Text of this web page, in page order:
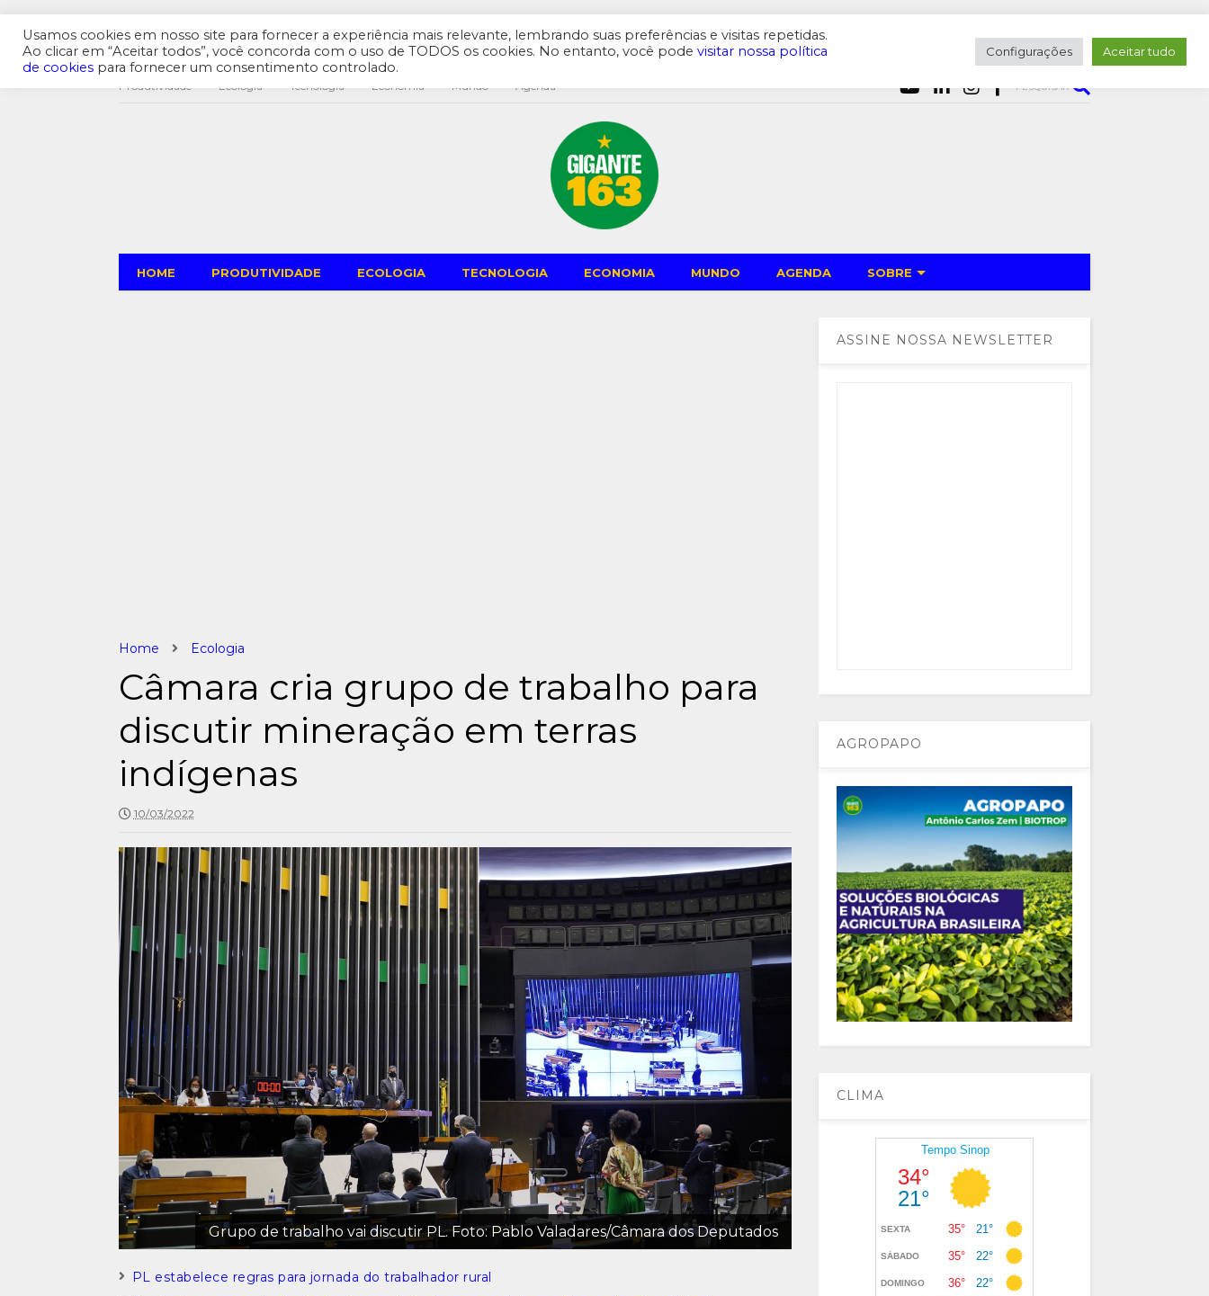
Produtividade Ecologia Tecnologia Economia Mundo Agenda PESQUISAR
HOME PRODUTIVIDADE ECOLOGIA TECNOLOGIA ECONOMIA MUNDO AGENDA SOBRE
Home Ecologia
Câmara cria grupo de trabalho para
discutir mineração em terras
indígenas
10/03/2022
Grupo de trabalho vai discutir PL. Foto: Pablo Valadares/Câmara dos Deputados
PL estabelece regras para jornada do trabalhador rural
ASSINE NOSSA NEWSLETTER
AGROPAPO
CLIMA
Usamos cookies em nosso site para fornecer a experiência mais relevante, lembrando suas preferências e visitas repetidas.
Ao clicar em “Aceitar todos”, você concorda com o uso de TODOS os cookies. No entanto, você pode visitar nossa política
de cookies para fornecer um consentimento controlado.
Configurações Aceitar tudo